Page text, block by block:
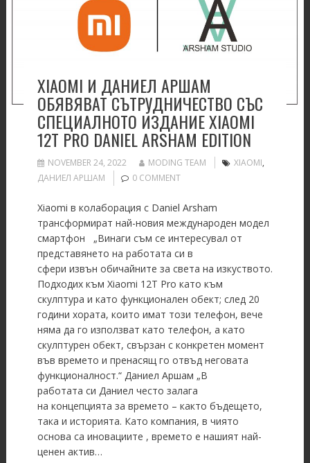
XIAOMI И ДАНИЕЛ АРШАМ
ОБЯВЯВАТ СЪТРУДНИЧЕСТВО СЪС
СПЕЦИАЛНОТО ИЗДАНИЕ XIAOMI
12T PRO DANIEL ARSHAM EDITION
NOVEMBER 24, 2022 MODING TEAM XIAOMI,
ДАНИЕЛ АРШАМ
0 COMMENT
Xiaomi в колаборация с Daniel Arsham
трансформират най-новия международен модел
смартфон „Винаги съм се интересувал от
представянето на работата си в
сфери извън обичайните за света на изкуството.
Подходих към Xiaomi 12T Pro като към
скулптура и като функционален обект; след 20
години хората, които имат този телефон, вече
няма да го използват като телефон, а като
скулптурен обект, свързан с конкретен момент
във времето и пренасящ го отвъд неговата
функционалност.“ Даниел Аршам „В
работата си Даниел често залага
на концепцията за времето – както бъдещето,
така и историята. Като компания, в чиято
основа са иновациите , времето е нашият най-
ценен актив…